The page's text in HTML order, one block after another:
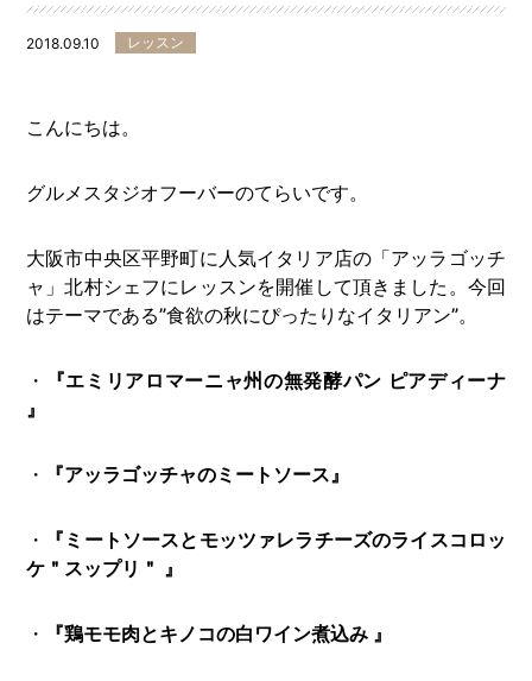
2018.09.10 レッスン
こんにちは。
グルメスタジオフーバーのてらいです。
大阪市中央区平野町に人気イタリア店の「アッラゴッチ
ャ」北村シェフにレッスンを開催して頂きました。今回
はテーマである”食欲の秋にぴったりなイタリアン”。
・
『エミリアロマーニャ州の無発酵パン ピアディーナ
』
・ 『アッラゴッチャのミートソース』
・
『ミートソースとモッツァレラチーズのライスコロッ
ケ＂スップリ＂ 』
・ 『鶏モモ肉とキノコの白ワイン煮込み 』